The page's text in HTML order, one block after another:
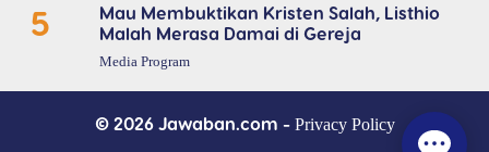
5
Mau Membuktikan Kristen Salah, Listhio
Malah Merasa Damai di Gereja
Media Program
© 2026 Jawaban.com - Privacy Policy